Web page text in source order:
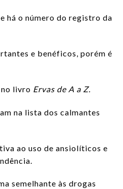
há o número do registro da
e benéficos, porém é
no livro Ervas de A a Z.
na lista dos calmantes
ao uso de ansiolíticos e
semelhante às drogas